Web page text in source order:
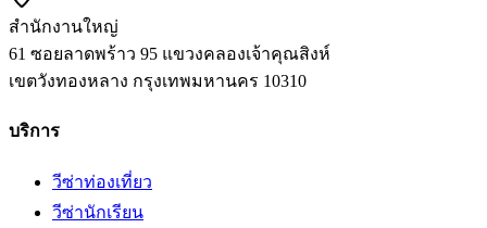
สำนักงานใหญ่
61 ซอยลาดพร้าว 95 แขวงคลองเจ้าคุณสิงห์
เขตวังทองหลาง กรุงเทพมหานคร 10310
บริการ
วีซ่าท่องเที่ยว
วีซ่านักเรียน